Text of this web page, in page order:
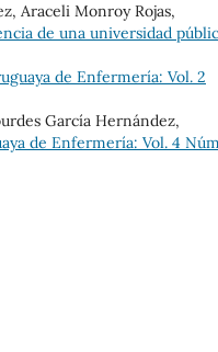
Araceli Monroy Rojas,
de una universidad
de Enfermería: Vol. 2
García Hernández,
de Enfermería: Vol. 4